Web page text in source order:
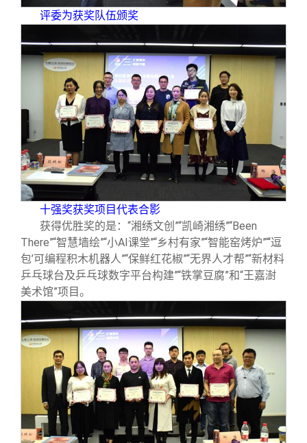
评委为获奖队伍颁奖
十强奖获奖项目代表合影
获得优胜奖的是：“湘绣文创”“凯崎湘绣”“Been
There”“智慧墙绘”“小AI课堂”“乡村有家”“智能窑烤炉”“‘逗
包’可编程积木机器人”“保鲜红花椒”“无界人才帮”“新材料
乒乓球台及乒乓球数字平台构建”“铁掌豆腐”和“王嘉澍
美术馆”项目。